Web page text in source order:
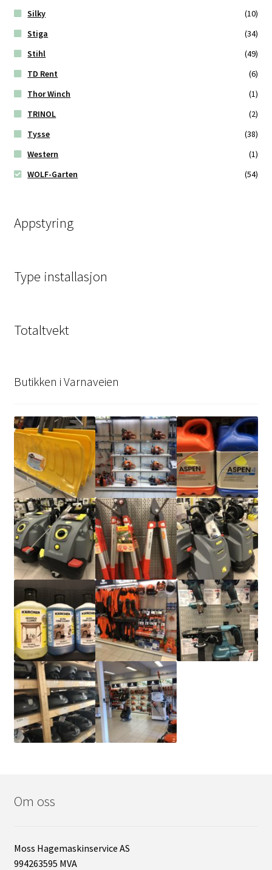
Silky
(10)
Stiga
(34)
Stihl
(49)
TD Rent
(6)
Thor Winch
(1)
TRINOL
(2)
Tysse
(38)
Western
(1)
WOLF-Garten
(54)
Appstyring
Type installasjon
Totaltvekt
Butikken i Varnaveien
Om oss
Moss Hagemaskinservice AS
994263595 MVA